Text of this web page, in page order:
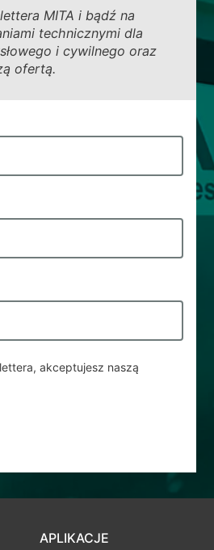
MITA i bądź na
technicznymi dla
i cywilnego oraz
ofertą.
akceptujesz naszą
APLIKACJE